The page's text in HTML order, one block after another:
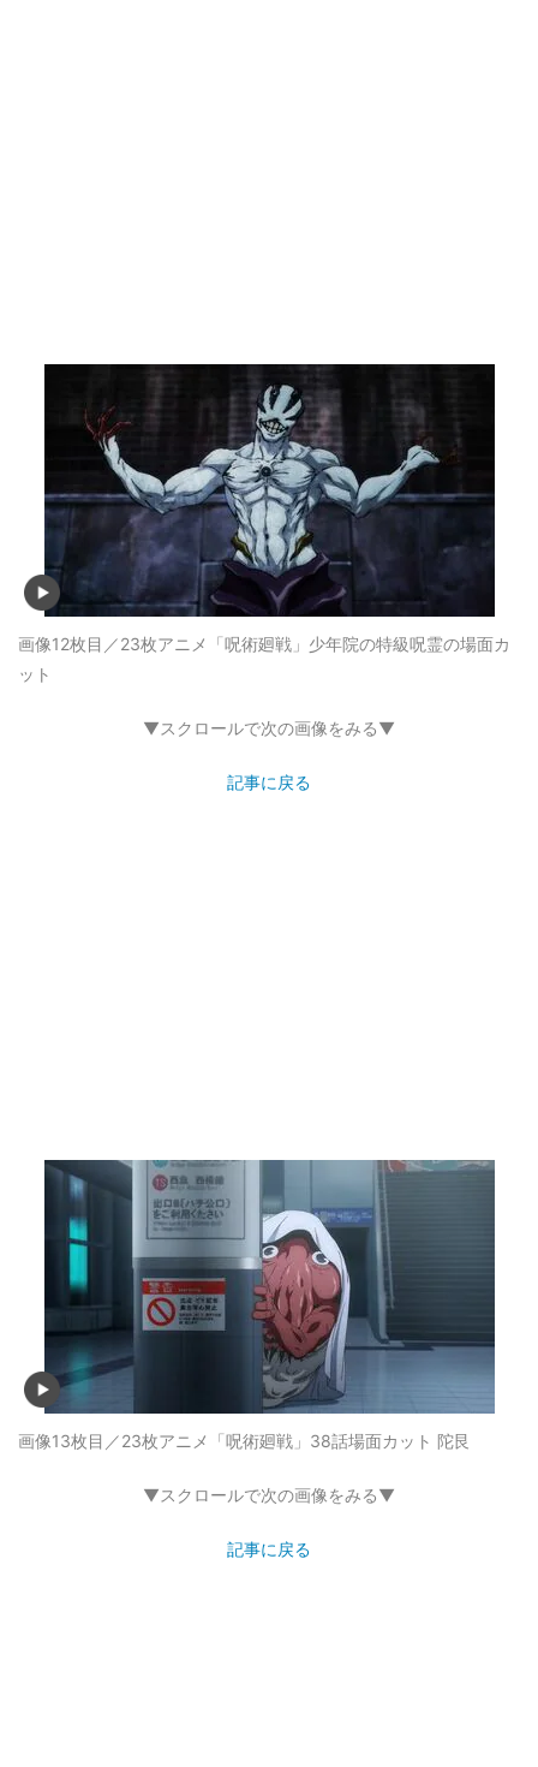
画像12枚目／23枚アニメ「呪術廻戦」少年院の特級呪霊の場面カ
ット
▼スクロールで次の画像をみる▼
記事に戻る
画像13枚目／23枚アニメ「呪術廻戦」38話場面カット 陀艮
▼スクロールで次の画像をみる▼
記事に戻る